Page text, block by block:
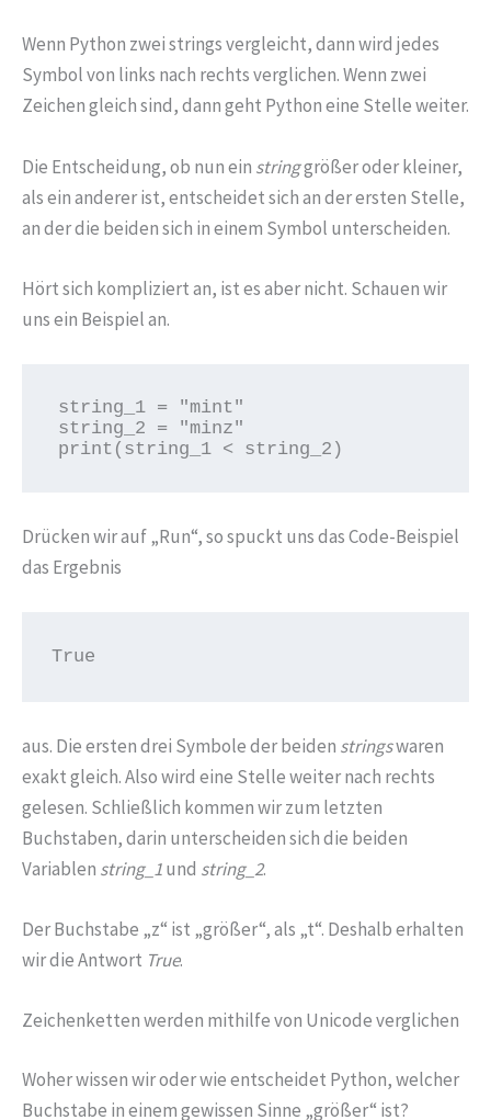
Wenn Python zwei strings vergleicht, dann wird jedes
Symbol von links nach rechts verglichen. Wenn zwei
Zeichen gleich sind, dann geht Python eine Stelle weiter.
Die Entscheidung, ob nun ein stringgrößer oder kleiner,
als ein anderer ist, entscheidet sich an der ersten Stelle,
an der die beiden sich in einem Symbol unterscheiden.
Hört sich kompliziert an, ist es aber nicht. Schauen wir
uns ein Beispiel an.
string_1 = "mint"
string_2 = "minz"
print(string_1 < string_2)
Drücken wir auf „Run“, so spuckt uns das Code-Beispiel
das Ergebnis
True
aus. Die ersten drei Symbole der beiden stringswaren
exakt gleich. Also wird eine Stelle weiter nach rechts
gelesen. Schließlich kommen wir zum letzten
Buchstaben, darin unterscheiden sich die beiden
Variablen string_1und string_2.
Der Buchstabe „z“ ist „größer“, als „t“. Deshalb erhalten
wir die Antwort True.
Zeichenketten werden mithilfe von Unicode verglichen
Woher wissen wir oder wie entscheidet Python, welcher
Buchstabe in einem gewissen Sinne „größer“ ist?